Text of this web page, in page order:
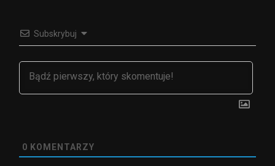
Subskrybuj
0 KOMENTARZY